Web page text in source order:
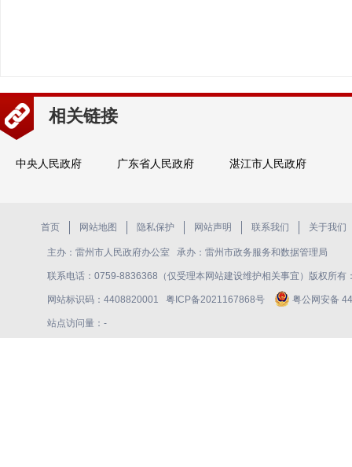
相关链接
中央人民政府 广东省人民政府 湛江市人民政府
首页 网站地图 隐私保护 网站声明 联系我们 关于我们
主办：雷州市人民政府办公室 承办：雷州市政务服务和数据管理局
联系电话：0759-8836368（仅受理本网站建设维护相关事宜）版权所有
网站标识码：4408820001 粤ICP备2021167868号 粤公网安备
站点访问量： -